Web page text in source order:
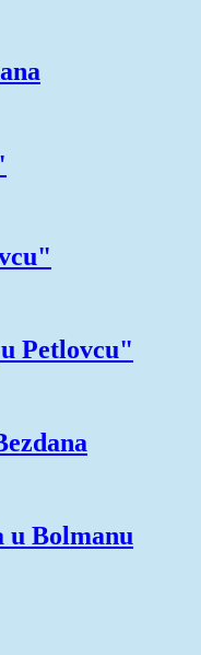
Petlovcu"
u Bolmanu